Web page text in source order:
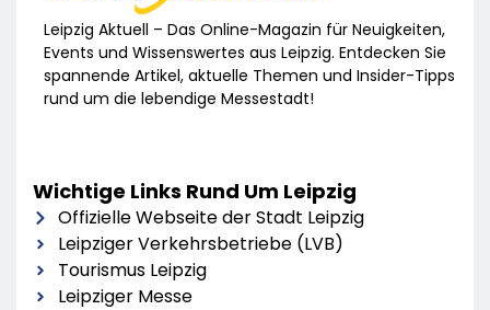
Leipzig Aktuell – Das Online-Magazin für Neuigkeiten,
Events und Wissenswertes aus Leipzig. Entdecken Sie
spannende Artikel, aktuelle Themen und Insider-Tipps
rund um die lebendige Messestadt!
Wichtige Links Rund Um Leipzig
Offizielle Webseite der Stadt Leipzig
Leipziger Verkehrsbetriebe (LVB)
Tourismus Leipzig
Leipziger Messe